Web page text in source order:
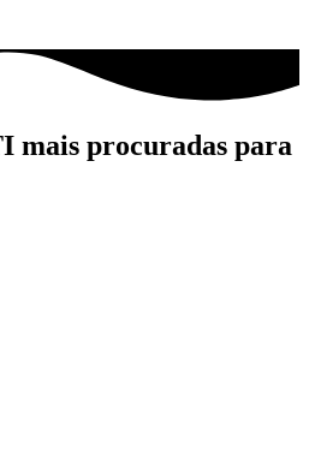
mais procuradas para